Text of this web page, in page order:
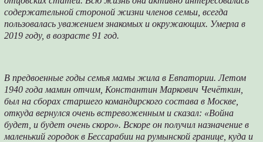
содержательной стороной жизни членов семьи, всегда
пользовалась уважением знакомых и окружающих. Умерла в
2019 году, в возрасте 91 год.
В предвоенные годы семья мамы жила в Евпатории. Летом
1940 года мамин отчим, Константин Маркович Чечёткин,
был на сборах старшего командирского состава в Москве,
откуда вернулся очень встревоженным и сказал: «Война
будет, и будет очень скоро». Вскоре он получил назначение в
маленький городок в Бессарабии на румынской границе, куда и